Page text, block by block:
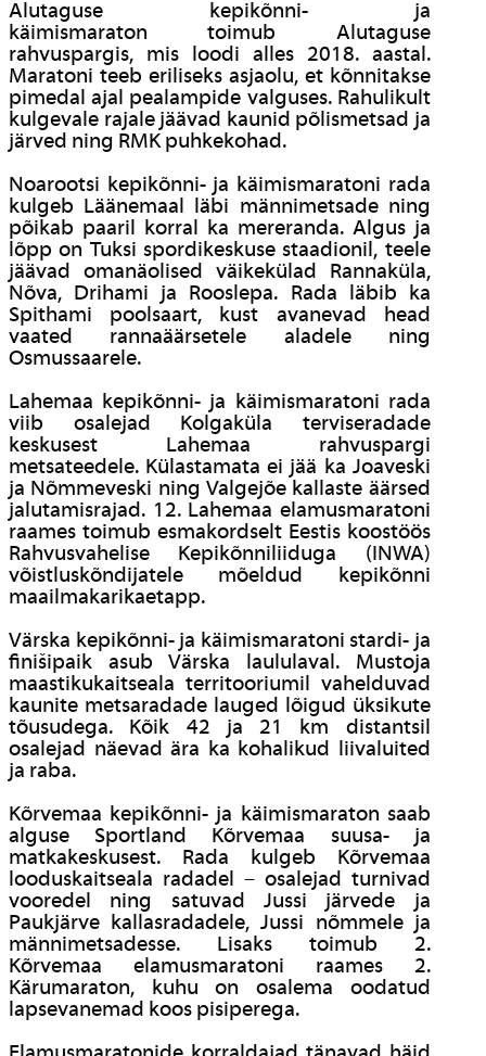
Alutaguse kepikõnni- ja
käimismaraton toimub Alutaguse
rahvuspargis, mis loodi alles 2018. aastal.
Maratoni teeb eriliseks asjaolu, et kõnnitakse
pimedal ajal pealampide valguses. Rahulikult
kulgevale rajale jäävad kaunid põlismetsad ja
järved ning RMK puhkekohad.
Noarootsi kepikõnni- ja käimismaratoni rada
kulgeb Läänemaal läbi männimetsade ning
põikab paaril korral ka mereranda. Algus ja
lõpp on Tuksi spordikeskuse staadionil, teele
jäävad omanäolised väikekülad Rannaküla,
Nõva, Drihami ja Rooslepa. Rada läbib ka
Spithami poolsaart, kust avanevad head
vaated rannaäärsetele aladele ning
Osmussaarele.
Lahemaa kepikõnni- ja käimismaratoni rada
viib osalejad Kolgaküla terviseradade
keskusest Lahemaa rahvuspargi
metsateedele. Külastamata ei jää ka Joaveski
ja Nõmmeveski ning Valgejõe kallaste äärsed
jalutamisrajad. 12. Lahemaa elamusmaratoni
raames toimub esmakordselt Eestis koostöös
Rahvusvahelise Kepikõnniliiduga (INWA)
võistluskõndijatele mõeldud kepikõnni
maailmakarikaetapp.
Värska kepikõnni- ja käimismaratoni stardi- ja
finišipaik asub Värska laululaval. Mustoja
maastikukaitseala territooriumil vahelduvad
kaunite metsaradade lauged lõigud üksikute
tõusudega. Kõik 42 ja 21 km distantsil
osalejad näevad ära ka kohalikud liivaluited
ja raba.
Kõrvemaa kepikõnni- ja käimismaraton saab
alguse Sportland Kõrvemaa suusa- ja
matkakeskusest. Rada kulgeb Kõrvemaa
looduskaitseala radadel – osalejad turnivad
vooredel ning satuvad Jussi järvede ja
Paukjärve kallasradadele, Jussi nõmmele ja
männimetsadesse. Lisaks toimub 2.
Kõrvemaa elamusmaratoni raames 2.
Kärumaraton, kuhu on osalema oodatud
lapsevanemad koos pisiperega.